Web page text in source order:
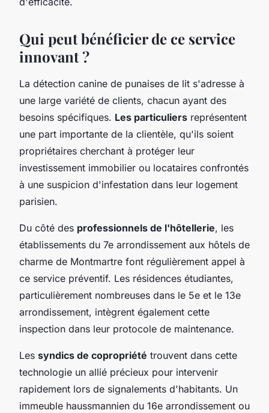
Qui peut bénéficier de ce service
innovant ?
La détection canine de punaises de lit s'adresse à
une large variété de clients, chacun ayant des
besoins spécifiques. Les particuliers représentent
une part importante de la clientèle, qu'ils soient
propriétaires cherchant à protéger leur
investissement immobilier ou locataires confrontés
à une suspicion d'infestation dans leur logement
parisien.
Du côté des professionnels de l'hôtellerie, les
établissements du 7e arrondissement aux hôtels de
charme de Montmartre font régulièrement appel à
ce service préventif. Les résidences étudiantes,
particulièrement nombreuses dans le 5e et le 13e
arrondissement, intègrent également cette
inspection dans leur protocole de maintenance.
Les syndics de copropriété trouvent dans cette
technologie un allié précieux pour intervenir
rapidement lors de signalements d'habitants. Un
immeuble haussmannien du 16e arrondissement ou